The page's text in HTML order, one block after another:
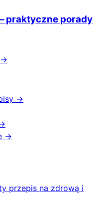
praktyczne porady
→
→
→
przepis na zdrową i